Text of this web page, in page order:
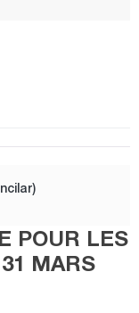
POUR LES
MARS